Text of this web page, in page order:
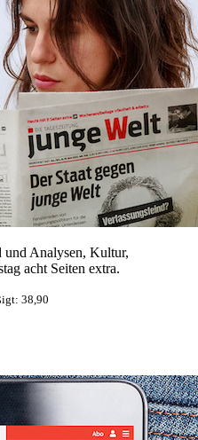
und Analysen, Kultur,
acht Seiten extra.
38,90